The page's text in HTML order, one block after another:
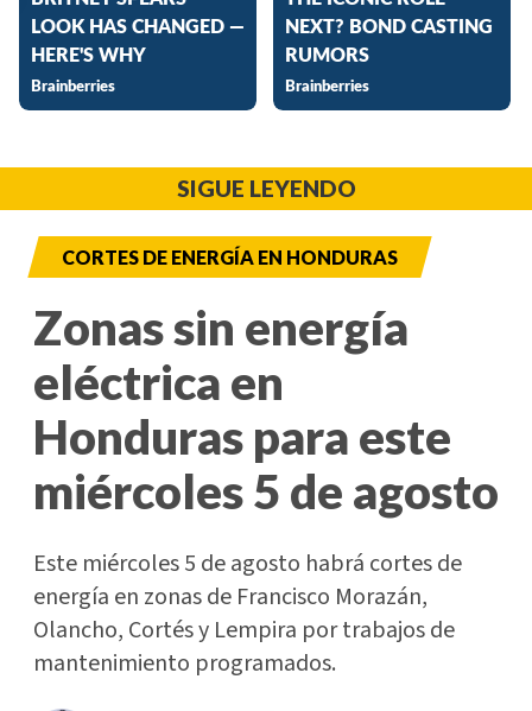
SIGUE LEYENDO
CORTES DE ENERGÍA EN HONDURAS
Zonas sin energía
eléctrica en
Honduras para este
miércoles 5 de agosto
Este miércoles 5 de agosto habrá cortes de
energía en zonas de Francisco Morazán,
Olancho, Cortés y Lempira por trabajos de
mantenimiento programados.